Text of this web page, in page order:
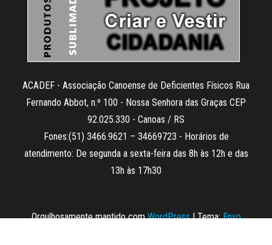
ACADEF - Associação Canoense de Deficientes Físicos Rua
Fernando Abbot, n.º 100 - Nossa Senhora das Graças CEP
92.025.330 - Canoas / RS
Fones:(51) 3466.9621 – 34669723 - Horários de
atendimento: De segunda a sexta-feira das 8h às 12h e das
13h às 17h30
Orgulhosamente mantido comWordPress |Tema:Envo